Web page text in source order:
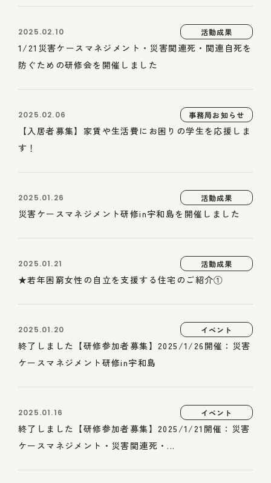
2025.02.10 活動成果
1/21災害ケースマネジメント・災害関連死・関連自死を
防ぐための研修会を開催しました
2025.02.06 事務局お知らせ
【入居者募集】家賃や生活費にお困りの学生を応援しま
す！
2025.01.26 活動成果
災害ケースマネジメント研修in宇和島を開催しました
2025.01.21 活動成果
★若年困窮女性の自立を支援する住宅のご紹介①
2025.01.20 イベント
終了しました【研修参加者募集】2025/1/26開催：災害
ケースマネジメント研修in宇和島
2025.01.16 イベント
終了しました【研修参加者募集】2025/1/21開催：災害
ケースマネジメント・災害関連死・...